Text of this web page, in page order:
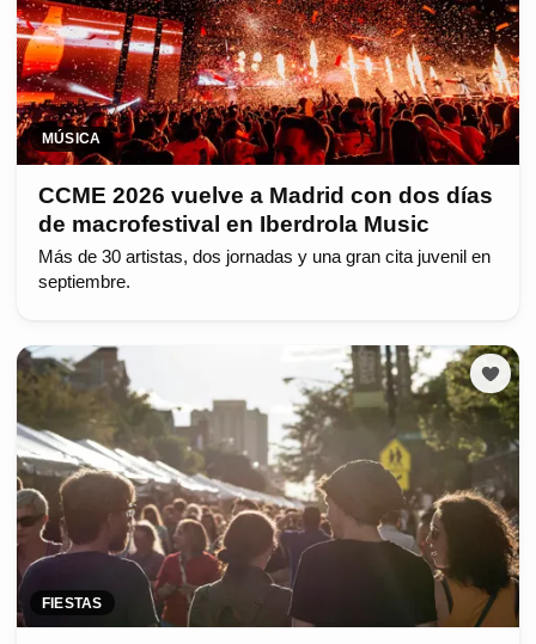
MÚSICA
CCME 2026 vuelve a Madrid con dos días
de macrofestival en Iberdrola Music
Más de 30 artistas, dos jornadas y una gran cita juvenil en
septiembre.
FIESTAS